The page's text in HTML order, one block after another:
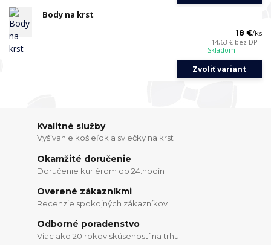
Body na krst
18 €/ks
14,63 € bez DPH
Skladom
Zvoliť variant
Kvalitné služby
Vyšívanie košieľok a sviečky na krst
Okamžité doručenie
Doručenie kuriérom do 24.hodín
Overené zákazníkmi
Recenzie spokojných zákazníkov
Odborné poradenstvo
Viac ako 20 rokov skúseností na trhu